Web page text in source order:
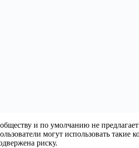
и по умолчанию не
могут использовать
риску.